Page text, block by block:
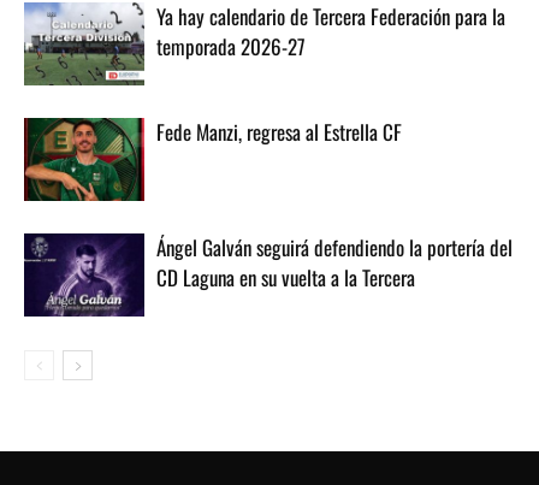
Ya hay calendario de Tercera Federación para la
temporada 2026-27
Fede Manzi, regresa al Estrella CF
Ángel Galván seguirá defendiendo la portería del
CD Laguna en su vuelta a la Tercera